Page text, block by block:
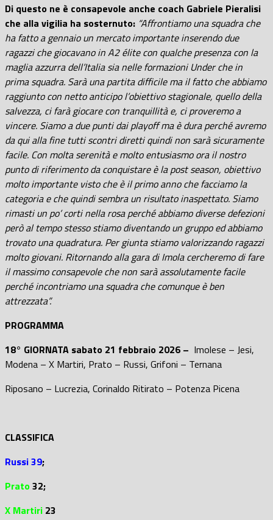
Di questo ne è consapevole anche coach Gabriele Pieralisi
che alla vigilia ha sosternuto: “Affrontiamo una squadra che
ha fatto a gennaio un mercatoimportante inserendo due
ragazzi che giocavano in A2 élite con qualche presenza con la
maglia azzurra dell’Italia sia nelle formazioni Under che in
prima squadra. Sarà una partita difficile ma il fatto che abbiamo
raggiunto con netto anticipo l’obiettivo stagionale, quello della
salvezza, ci farà giocare con tranquillità e, ci proveremo a
vincere. Siamo a due punti dai playoff ma è dura perché avremo
da qui alla fine tutti scontri diretti quindi non sarà sicuramente
facile. Con molta serenità e molto entusiasmo ora il nostro
punto di riferimento da conquistare è la post season, obiettivo
molto importante visto che è il primo anno che facciamo la
categoria e che quindi sembra un risultato inaspettato. Siamo
rimasti un po’ corti nella rosa perché abbiamo diverse defezioni
però al tempo stesso stiamo diventando un gruppo ed abbiamo
trovato una quadratura. Per giunta stiamo valorizzando ragazzi
molto giovani. Ritornando alla gara di Imola cercheremo di fare
il massimo consapevole che non sarà assolutamente facile
perché incontriamo una squadra che comunque è ben
attrezzata”.
PROGRAMMA
18° GIORNATA sabato 21 febbraio 2026 – Imolese – Jesi,
Modena – X Martiri, Prato – Russi, Grifoni – Ternana
Riposano – Lucrezia, Corinaldo Ritirato – Potenza Picena
CLASSIFICA
Russi 39;
Prato32;
X Martiri 23